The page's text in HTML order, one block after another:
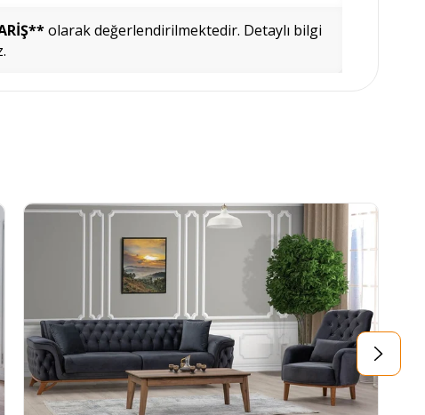
olarak değerlendirilmektedir. Detaylı bilgi